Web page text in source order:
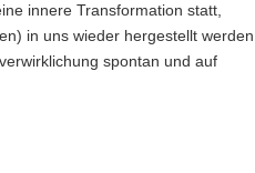
innere Transformation statt,
in uns wieder hergestellt werden.
spontan und auf